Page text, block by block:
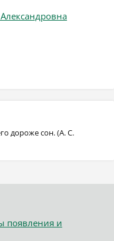
дороже сон. (А. С.
появления и